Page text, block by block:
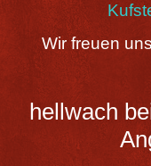
Wir freuen
hellwach